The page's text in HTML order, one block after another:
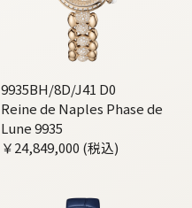
9935BH/8D/J41 D0
Reine de Naples Phase de
Lune 9935
￥24,849,000 (税込)